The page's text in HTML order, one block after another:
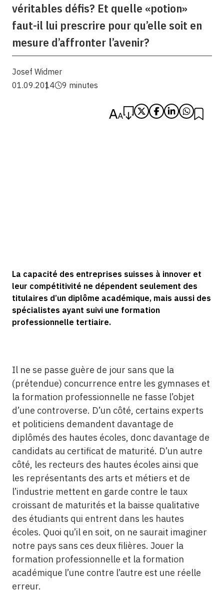
véritables défis? Et quelle «potion»
faut-il lui prescrire pour qu’elle soit en
mesure d’affronter l’avenir?
Josef Widmer
01.09.2014
9 minutes
La capacité des entreprises suisses à innover et
leur compétitivité ne dépendent seulement des
titulaires d’un diplôme académique, mais aussi des
spécialistes ayant suivi une formation
professionnelle tertiaire.
Il ne se passe guère de jour sans que la
(prétendue) concurrence entre les gymnases et
la formation professionnelle ne fasse l’objet
d’une controverse. D’un côté, certains experts
et politiciens demandent davantage de
diplômés des hautes écoles, donc davantage de
candidats au certificat de maturité. D’un autre
côté, les recteurs des hautes écoles ainsi que
les représentants des arts et métiers et de
l’industrie mettent en garde contre le taux
croissant de maturités et la baisse qualitative
des étudiants qui entrent dans les hautes
écoles. Quoi qu’il en soit, on ne saurait imaginer
notre pays sans ces deux filières. Jouer la
formation professionnelle et la formation
académique l’une contre l’autre est une réelle
erreur.